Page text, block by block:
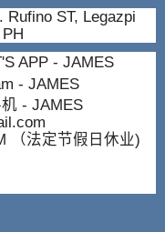
Rufino ST, Legazpi
APP - JAMES
- JAMES
- JAMES
（法定节假日休业)